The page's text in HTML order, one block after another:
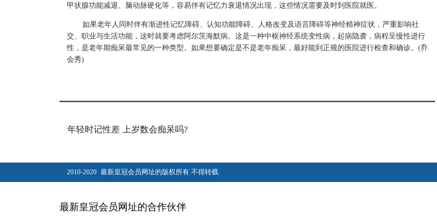
甲状腺功能减退、脑动脉硬化等，容易伴有记忆力衰退情况出现，这些情况需要及时到医院就医。
如果老年人同时伴有渐进性记忆障碍、认知功能障碍、人格改变及语言障碍等神经精神症状，严重影响社
交、职业与生活功能，这时就要考虑阿尔茨海默病。这是一种中枢神经系统变性病，起病隐袭，病程呈慢性进行
性 ，是老年期痴呆最常见的一种类型。如果想要确定是不是老年痴呆，最好能到正规的医院进行检查和确诊。(乔
会秀)
年轻时记性差 上岁数会痴呆吗?
2010-2020 最新皇冠会员网址的版权所有 不得转载
最新皇冠会员网址的合作伙伴